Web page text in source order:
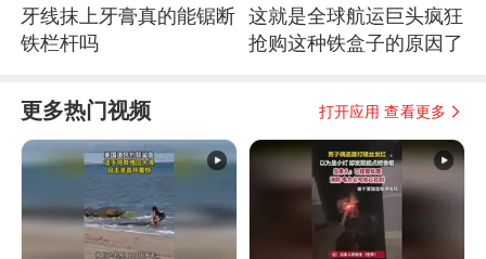
牙线抹上牙膏真的能锯断
铁栏杆吗
这就是全球航运巨头疯狂
抢购这种铁盒子的原因了
更多热门视频 打开应用 查看更多